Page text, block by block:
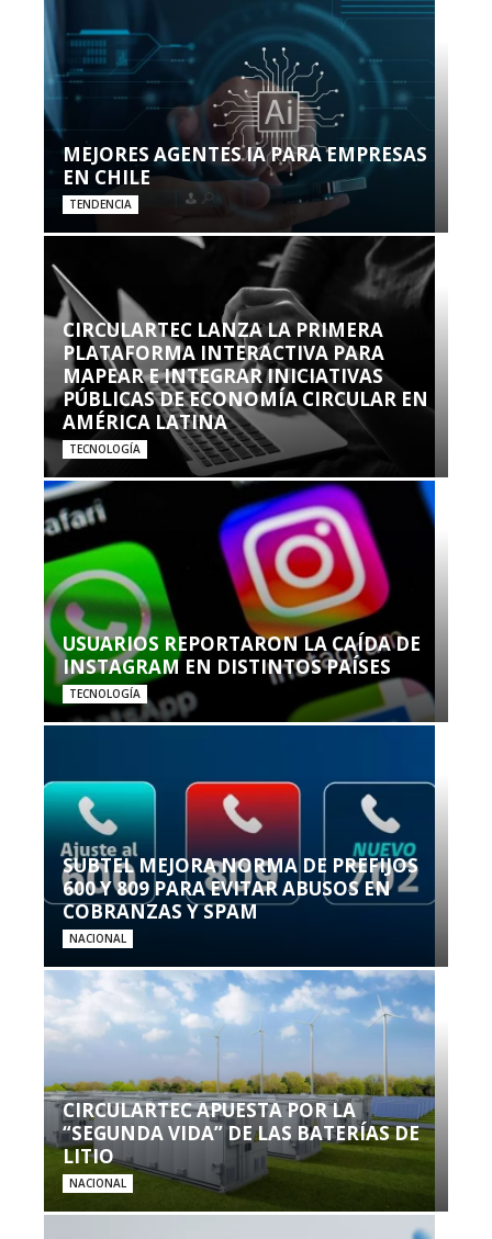
MEJORES AGENTES IA PARA EMPRESAS
EN CHILE
TENDENCIA
CIRCULARTEC LANZA LA PRIMERA
PLATAFORMA INTERACTIVA PARA
MAPEAR E INTEGRAR INICIATIVAS
PÚBLICAS DE ECONOMÍA CIRCULAR EN
AMÉRICA LATINA
TECNOLOGÍA
USUARIOS REPORTARON LA CAÍDA DE
INSTAGRAM EN DISTINTOS PAÍSES
TECNOLOGÍA
SUBTEL MEJORA NORMA DE PREFIJOS
600 Y 809 PARA EVITAR ABUSOS EN
COBRANZAS Y SPAM
NACIONAL
CIRCULARTEC APUESTA POR LA
“SEGUNDA VIDA” DE LAS BATERÍAS DE
LITIO
NACIONAL